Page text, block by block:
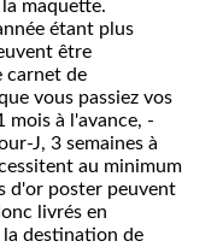
maquette.
étant plus
être
carnet de
vous passiez vos
mois à l'avance, -
J, 3 semaines à
au minimum
d'or poster peuvent
livrés en
destination de